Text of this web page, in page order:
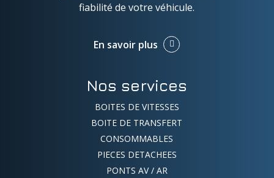
fiabilité de votre véhicule.
En savoir plus
Nos services
BOITES DE VITESSES
BOITE DE TRANSFERT
CONSOMMABLES
PIECES DETACHEES
PONTS AV / AR